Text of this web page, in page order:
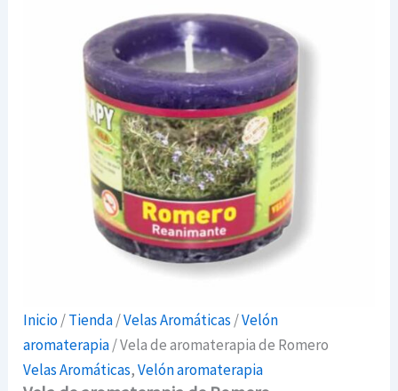
Inicio/Tienda/Velas Aromáticas /Velón
aromaterapia/ Vela de aromaterapia de Romero
Velas Aromáticas,Velón aromaterapia